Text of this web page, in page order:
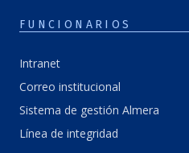
FUNCIONARIOS
Intranet
Correo institucional
Sistema de gestión Almera
Línea de integridad